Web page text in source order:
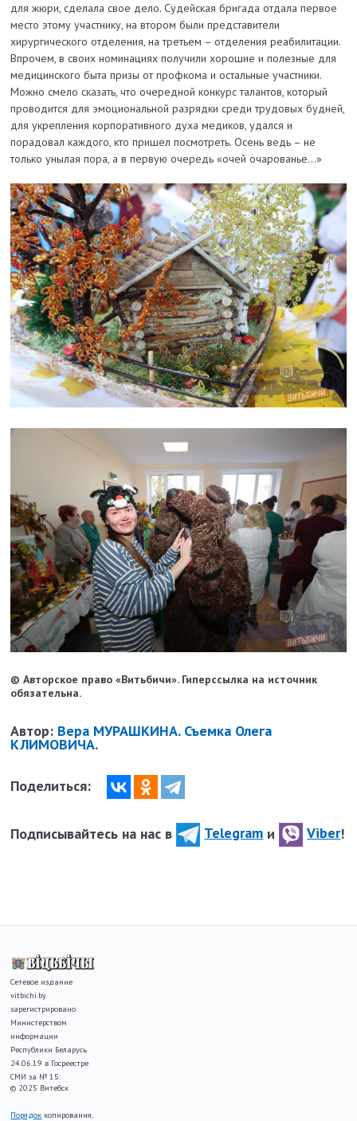
для жюри, сделала свое дело. Судейская бригада отдала первое
место этому участнику, на втором были представители
хирургического отделения, на третьем – отделения реабилитации.
Впрочем, в своих номинациях получили хорошие и полезные для
медицинского быта призы от профкома и остальные участники.
Можно смело сказать, что очередной конкурс талантов, который
проводится для эмоциональной разрядки среди трудовых будней,
для укрепления корпоративного духа медиков, удался и
порадовал каждого, кто пришел посмотреть. Осень ведь – не
только унылая пора, а в первую очередь «очей очарованье…»
© Авторское право «Витьбичи». Гиперссылка на источник
обязательна.
Автор: Вера МУРАШКИНА. Съемка Олега
КЛИМОВИЧА.
Поделиться:
Подписывайтесь на нас в Telegram и Viber!
Сетевое издание
vitbichi.by
зарегистрировано
Министерством
информации
Республики Беларусь
24.06.19 в Госреестре
СМИ за № 15.
© 2025 Витебск
Порядок копирования,